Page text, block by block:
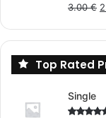
Rated
out
3.00€
Top Rated
Single